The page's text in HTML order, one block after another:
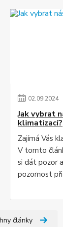
02.09.2024
Jak vybrat
klimatizaci?
Zajímá Vás
V tomto
si dát pozor
pozornost
články